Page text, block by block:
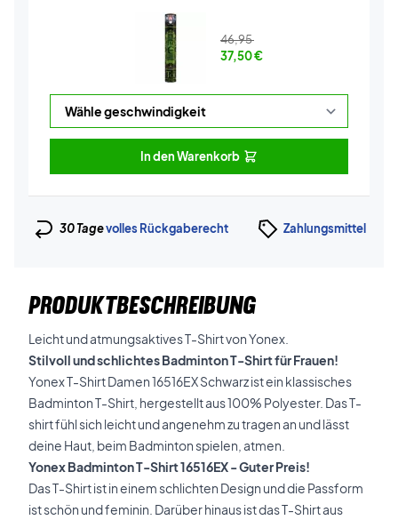
46,95
37,50€
In den Warenkorb
30 Tagevolles Rückgaberecht Zahlungsmittel
PRODUKTBESCHREIBUNG
Leicht und atmungsaktives T-Shirt von Yonex.
Stilvoll und schlichtes Badminton T-Shirt für Frauen!
Yonex T-Shirt Damen 16516EX Schwarz ist ein klassisches
Badminton T-Shirt, hergestellt aus 100% Polyester. Das T-
shirt fühl sich leicht und angenehm zu tragen an und lässt
deine Haut, beim Badminton spielen, atmen.
Yonex Badminton T-Shirt 16516EX - Guter Preis!
Das T-Shirt ist in einem schlichten Design und die Passform
ist schön und feminin. Darüber hinaus ist das T-Shirt aus